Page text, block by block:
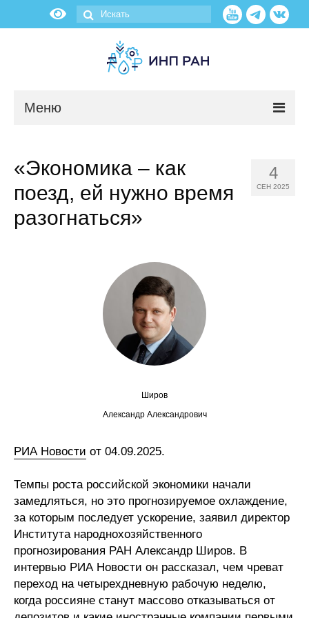
Меню
Об институте
Администрация
Сотрудники
Отчетность
Материалы для СМИ
Публикации
Научная жизнь
Проблемы прогнозирования
О журнале
Номера журналов
4
СЕН 2025
«Экономика – как
поезд, ей нужно время
разогнаться»
Широв
Александр Александрович
РИА Новости от 04.09.2025.
Темпы роста российской экономики начали
замедляться, но это прогнозируемое охлаждение,
за которым последует ускорение, заявил директор
Института народнохозяйственного
прогнозирования РАН Александр Широв. В
интервью РИА Новости он рассказал, чем чреват
переход на четырехдневную рабочую неделю,
когда россияне станут массово отказываться от